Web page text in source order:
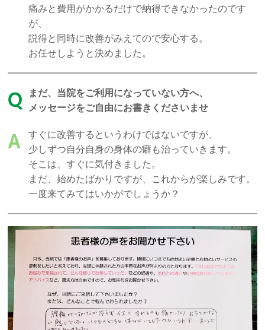
痛みと費用がかかるだけで納得できなかったのです
が、
説得と同時に改善がみえてので安心する。
お任せしようと決めました。
Q
まだ、当院をご利用になっていない方へ、
メッセージをご自由にお書きくださいませ
A
すぐに改善するというわけではないですが、
少しずつ自分自身の身体の癖も治っていきます。
そこは、すぐに気付きました。
まだ、始めたばかりですが、これからが楽しみです。
一度来てみてはいかがでしょうか？